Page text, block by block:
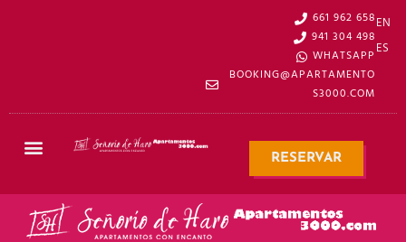
661 962 658
941 304 498
WHATSAPP
BOOKING@APARTAMENTO
S3000.COM
EN
ES
RESERVAR